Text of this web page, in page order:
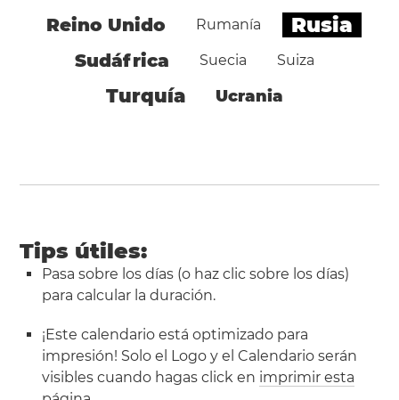
Reino Unido Rumanía Rusia
Sudáfrica Suecia Suiza
Turquía Ucrania
Tips útiles:
Pasa sobre los días (o haz clic sobre los días)
para calcular la duración.
¡Este calendario está optimizado para
impresión! Solo el Logo y el Calendario serán
visibles cuando hagas click en imprimir esta